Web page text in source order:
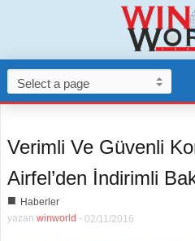
Verimli Ve Güvenli
Airfel’den İndirimli
■ Haberler
yazan winworld - 02/11/2016